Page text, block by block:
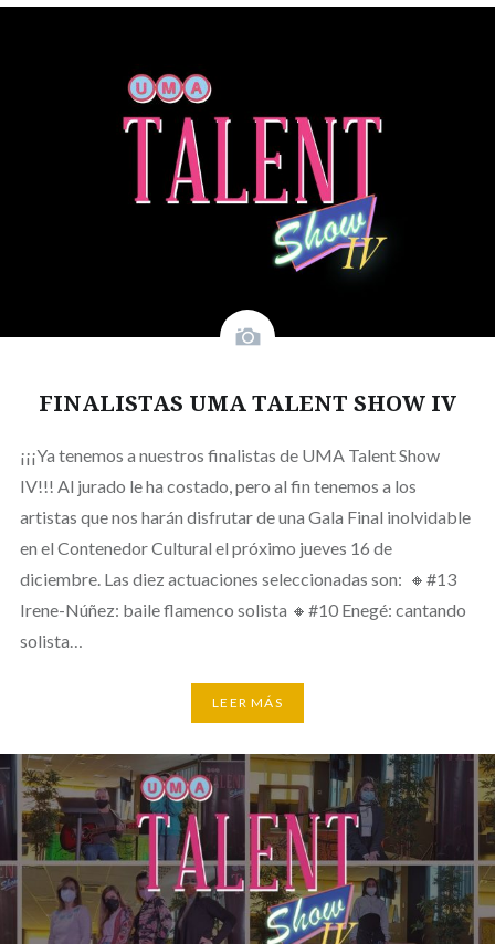
FINALISTAS UMA TALENT SHOW IV
¡¡¡Ya tenemos a nuestros finalistas de UMA Talent Show
IV!!! Al jurado le ha costado, pero al fin tenemos a los
artistas que nos harán disfrutar de una Gala Final inolvidable
en el Contenedor Cultural el próximo jueves 16 de
diciembre. Las diez actuaciones seleccionadas son: 🔸#13
Irene-Núñez: baile flamenco solista 🔸#10 Enegé: cantando
solista…
LEER MÁS